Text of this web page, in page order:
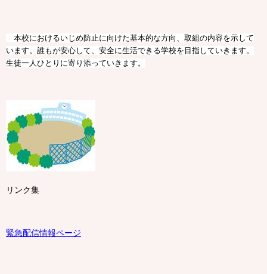
本校におけるいじめ防止に向けた基本的な方向、取組の内容を示して
います。誰もが安心して、安全に生活できる学校を目指していきます。
生徒一人ひとりに寄り添っていきます。
リンク集
緊急配信情報ページ